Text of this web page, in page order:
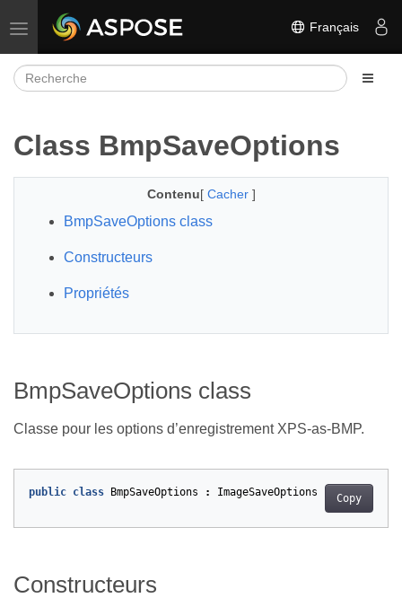
Basculer la navigation Français
Class BmpSaveOptions
Contenu[ Cacher ]
BmpSaveOptions class
Constructeurs
Propriétés
BmpSaveOptions class
Classe pour les options d’enregistrement XPS-as-BMP.
Copy
public class BmpSaveOptions : ImageSaveOptions
Constructeurs